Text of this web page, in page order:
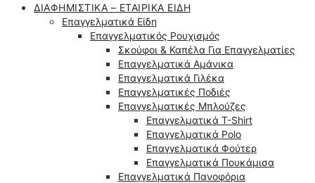
ΔΙΑΦΗΜΙΣΤΙΚΆ – ΕΤΑΙΡΙΚΆ ΕΊΔΗ
Επαγγελματικά Είδη
Επαγγελματικός Ρουχισμός
Σκούφοι & Καπέλα Για Επαγγελματίες
Επαγγελματικά Αμάνικα
Επαγγελματικά Γιλέκα
Επαγγελματικές Ποδιές
Επαγγελματικές Μπλούζες
Επαγγελματικά T-Shirt
Επαγγελματικά Polo
Επαγγελματικά Φούτερ
Επαγγελματικά Πουκάμισα
Επαγγελματικά Πανοφόρια